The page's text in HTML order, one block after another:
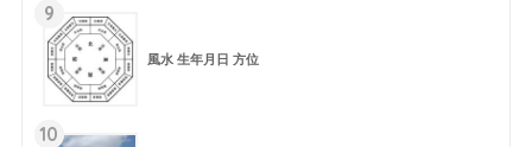
9
風水 生年月日 方位
10